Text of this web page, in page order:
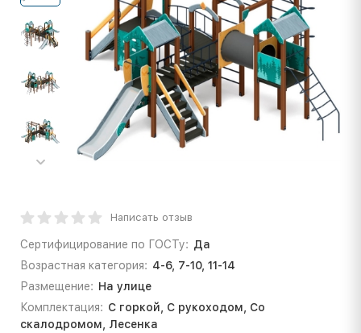
Написать отзыв
Сертифицирование по ГОСТу: Да
Возрастная категория: 4-6, 7-10, 11-14
Размещение: На улице
Комплектация: С горкой, С рукоходом, Со
скалодромом, Лесенка